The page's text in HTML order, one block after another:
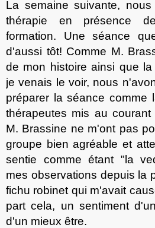
La semaine suivante, nous
thérapie en présence
formation. Une séance
d'aussi tôt! Comme M.
de mon histoireainsi que la
je venais le voir, nous
préparer la séance comme
thérapeutes mis au
M. Brassine ne m'ont pas
groupe bien agréable et
sentie comme étant "la
mes observations depuis la
fichu robinet qui m'avait
part cela, un sentiment
d'un mieux être.